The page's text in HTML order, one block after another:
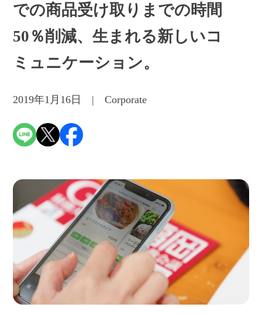
での商品受け取りまでの時間
50％削減、生まれる新しいコ
ミュニケーション。
2019年1月16日 | Corporate